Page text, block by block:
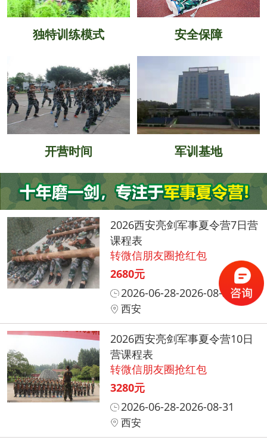
独特训练模式 安全保障
开营时间 军训基地
2026西安亮剑军事夏令营7日营
课程表
转微信朋友圈抢红包
2680元
2026-06-28-2026-08-31
西安
2026西安亮剑军事夏令营10日
营课程表
转微信朋友圈抢红包
3280元
2026-06-28-2026-08-31
西安